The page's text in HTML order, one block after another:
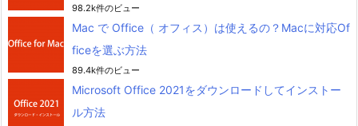
98.2k件のビュー
Mac で Office（ オフィス）は使えるの？Macに対応Of
ficeを選ぶ方法
89.4k件のビュー
Microsoft Office 2021をダウンロードしてインストー
ル方法